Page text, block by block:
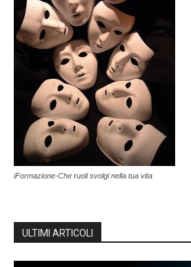
iFormazione-Che ruoli svolgi nella tua vita
ULTIMI ARTICOLI